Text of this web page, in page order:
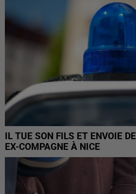
IL TUE SON FILS ET ENVOIE
EX-COMPAGNE À NICE